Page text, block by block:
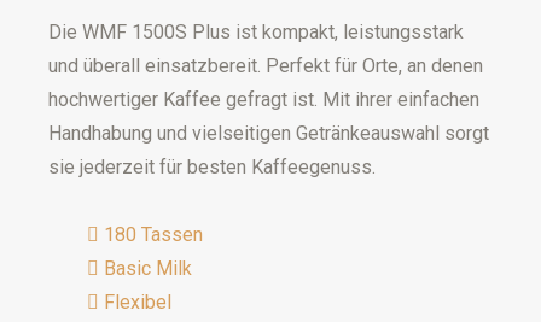
Die WMF 1500S Plus ist kompakt, leistungsstark
und überall einsatzbereit. Perfekt für Orte, an denen
hochwertiger Kaffee gefragt ist. Mit ihrer einfachen
Handhabung und vielseitigen Getränkeauswahl sorgt
sie jederzeit für besten Kaffeegenuss.
180 Tassen
Basic Milk
Flexibel